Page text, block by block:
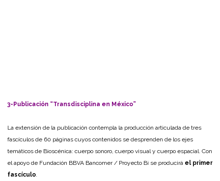
3-Publicación “Transdisciplina en México”
La extensión de la publicación contempla la producción articulada de tres
fascículos de 60 páginas cuyos contenidos se desprenden de los ejes
temáticos de Bioscénica: cuerpo sonoro, cuerpo visual y cuerpo espacial. Con
el apoyo de Fundación BBVA Bancomer / Proyecto Bi se producirá el primer
fascículo.